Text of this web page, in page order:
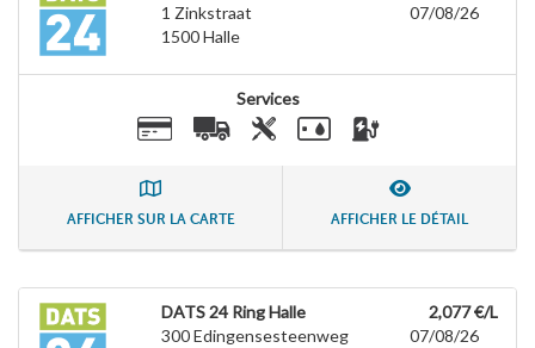
1 Zinkstraat
1500Halle
07/08/26
Services
AFFICHER SUR LA CARTE AFFICHER LE DÉTAIL
DATS 24 Ring Halle
300 Edingensesteenweg
2,077 €/L
07/08/26